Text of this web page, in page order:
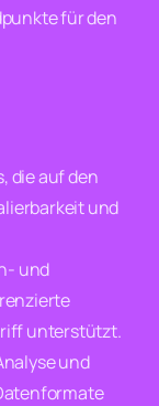
für den
die auf den
und
und
unterstützt.
und